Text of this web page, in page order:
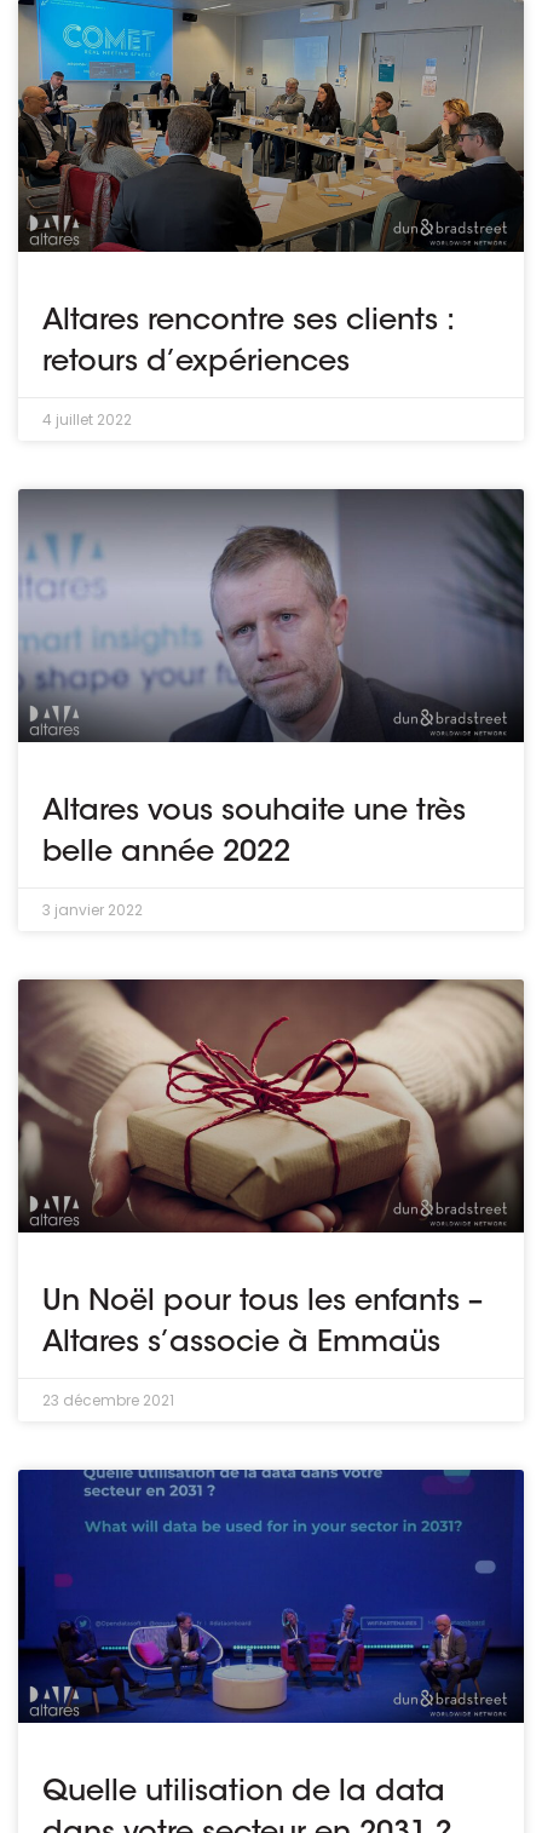
Altares rencontre ses clients :
retours d’expériences
4 juillet 2022
Altares vous souhaite une très
belle année 2022
3 janvier 2022
Un Noël pour tous les enfants –
Altares s’associe à Emmaüs
23 décembre 2021
Quelle utilisation de la data